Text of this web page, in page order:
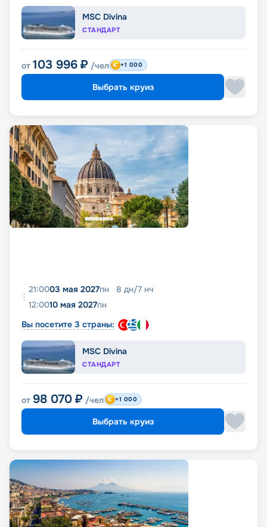
MSC Divina
СТАНДАРТ
от 103 996 ₽ /чел +1 000
Выбрать круиз
21:0003 мая 2027пн 8 дн/7 нч
12:0010 мая 2027пн
Вы посетите 3 страны:
MSC Divina
СТАНДАРТ
от 98 070 ₽ /чел +1 000
Выбрать круиз